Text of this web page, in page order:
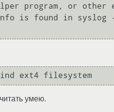
ext4 filesystem
умею.